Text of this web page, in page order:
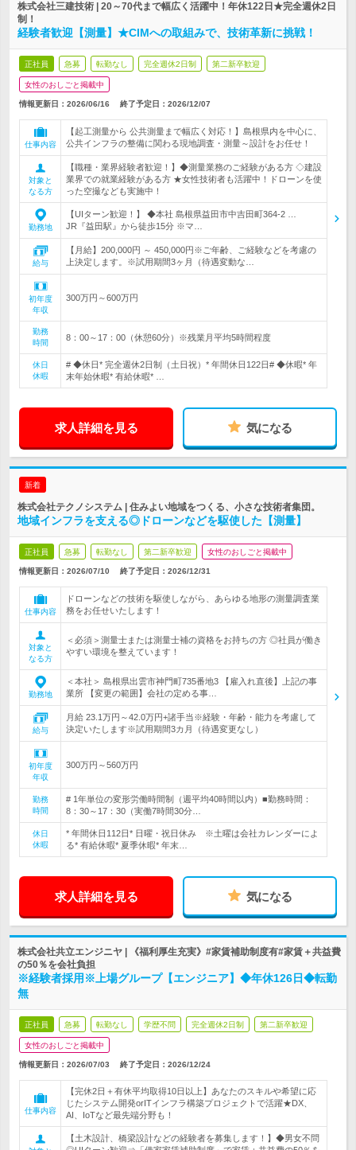
株式会社三建技術 | 20～70代まで幅広く活躍中！年休122日★完全週休2日
制！
経験者歓迎【測量】★CIMへの取組みで、技術革新に挑戦！
正社員 急募 転勤なし 完全週休2日制 第二新卒歓迎
女性のおしごと掲載中
情報更新日：2026/06/16 終了予定日： 2026/12/07
仕事内容
【起工測量から 公共測量まで幅広く対応！】島根県内を中心に、
公共インフラの整備に関わる現地調査・測量～設計をお任せ！
対象と
なる方
【職種・業界経験者歓迎！】◆測量業務のご経験がある方 ◇建設
業界での就業経験がある方 ★女性技術者も活躍中！ドローンを使
った空撮なども実施中！
勤務地
【UIターン歓迎！】 ◆本社 島根県益田市中吉田町364-2 …
JR『益田駅』から徒歩15分 ※マ…
給与
【月給】200,000円 ～ 450,000円※ご年齢、ご経験などを考慮の
上決定します。※試用期間3ヶ月（待遇変動な…
初年度
年収
300万円～600万円
勤務
時間
8：00～17：00（休憩60分）※残業月平均5時間程度
休日
休暇
# ◆休日* 完全週休2日制（土日祝）* 年間休日122日# ◆休暇* 年
末年始休暇* 有給休暇* …
求人詳細を見る 気になる
新着
株式会社テクノシステム | 住みよい地域をつくる、小さな技術者集団。
地域インフラを支える◎ドローンなどを駆使した【測量】
正社員 急募 転勤なし 第二新卒歓迎 女性のおしごと掲載中
情報更新日：2026/07/10 終了予定日： 2026/12/31
仕事内容
ドローンなどの技術を駆使しながら、あらゆる地形の測量調査業
務をお任せいたします！
対象と
なる方
＜必須＞測量士または測量士補の資格をお持ちの方 ◎社員が働き
やすい環境を整えています！
勤務地
＜本社＞ 島根県出雲市神門町735番地3 【雇入れ直後】上記の事
業所 【変更の範囲】会社の定める事…
給与
月給 23.1万円～42.0万円+諸手当※経験・年齢・能力を考慮して
決定いたします※試用期間3カ月（待遇変更なし）
初年度
年収
300万円～560万円
勤務
時間
# 1年単位の変形労働時間制（週平均40時間以内）■勤務時間：
8：30～17：30（実働7時間30分…
休日
休暇
* 年間休日112日* 日曜・祝日休み ※土曜は会社カレンダーによ
る* 有給休暇* 夏季休暇* 年末…
求人詳細を見る 気になる
株式会社共立エンジニヤ | 《福利厚生充実》#家賃補助制度有#家賃＋共益費
の50％を会社負担
※経験者採用※上場グループ【エンジニア】◆年休126日◆転勤
無
正社員 急募 転勤なし 学歴不問 完全週休2日制 第二新卒歓迎
女性のおしごと掲載中
情報更新日：2026/07/03 終了予定日： 2026/12/24
仕事内容
【完休2日＋有休平均取得10日以上】あなたのスキルや希望に応
じたシステム開発orITインフラ構築プロジェクトで活躍★DX、
AI、IoTなど最先端分野も！
【土木設計、橋梁設計などの経験者を募集します！】◆男女不問